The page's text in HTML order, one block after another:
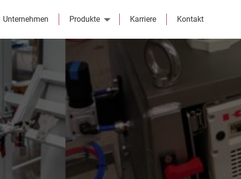
Unternehmen Produkte Karriere Kontakt